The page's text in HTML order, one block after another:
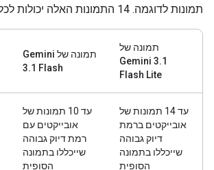
תמונות לדוגמה. 14 התמונות האלה יכולות לכלול:
תמונה של
Gemini 3.1
Flash Lite
תמונה של Gemini
3.1 Flash
עד 14 תמונות של
אובייקטים ברמת
דיוק גבוהה
שייכללו בתמונה
הסופית
עד 10 תמונות של
אובייקטים עם
רמת דיוק גבוהה
שייכללו בתמונה
הסופית